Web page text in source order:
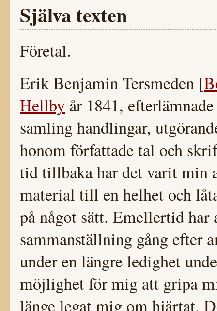
Själva texten
Företal.
Erik Benjamin Tersmeden [
Hellby år 1841,
samling handlingar,
honom författade tal och
tid tillbaka har det varit min
material till en helhet och
på något sätt. Emellertid har
sammanställning gång efter
under en längre ledighet
möjlighet för mig att gripa
länge legat mig om hjärtat.